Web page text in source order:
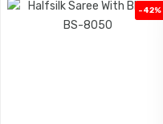
-42%